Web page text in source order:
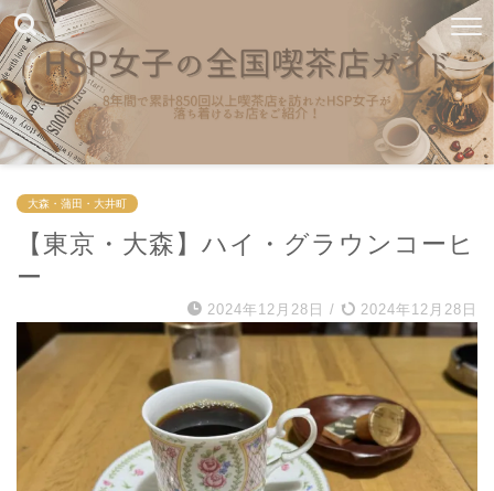
大森・蒲田・大井町
【東京・大森】ハイ・グラウンコーヒ
ー
2024年12月28日 / 2024年12月28日